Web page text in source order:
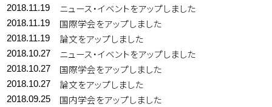
2018.11.19 ニュース・イベントをアップしました
2018.11.19 国際学会をアップしました
2018.11.19 論文をアップしました
2018.10.27 ニュース・イベントをアップしました
2018.10.27 国際学会をアップしました
2018.10.27 論文をアップしました
2018.09.25 国内学会をアップしました